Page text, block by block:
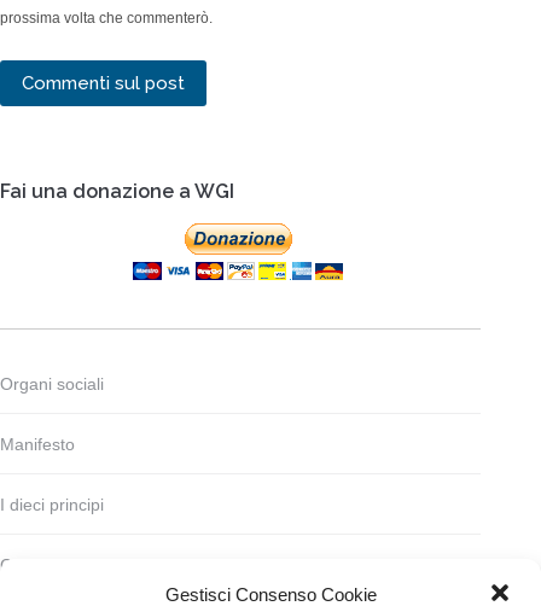
Gestisci Consenso Cookie
prossima volta che commenterò.
Commenti sul post
Fai una donazione a WGI
Organi sociali
Manifesto
I dieci principi
Codice deontologico